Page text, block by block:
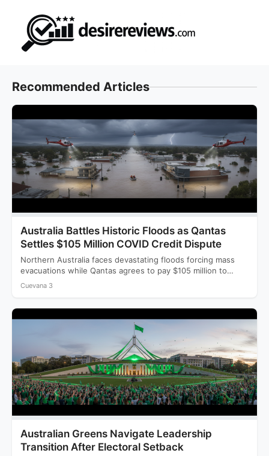
content
Recommended Articles
Australia Battles Historic Floods as Qantas
Settles $105 Million COVID Credit Dispute
Northern Australia faces devastating floods forcing mass
evacuations while Qantas agrees to pay $105 million to
settle a…
Cuevana 3
Australian Greens Navigate Leadership
Transition After Electoral Setback